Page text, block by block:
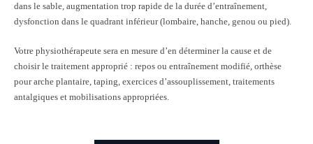
dans le sable, augmentation trop rapide de la durée d’entraînement,
dysfonction dans le quadrant inférieur (lombaire, hanche, genou ou pied).
Votre physiothérapeute sera en mesure d’en déterminer la cause et de
choisir le traitement approprié : repos ou entraînement modifié, orthèse
pour arche plantaire, taping, exercices d’assouplissement, traitements
antalgiques et mobilisations appropriées.